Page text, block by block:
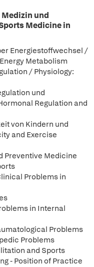
und
Medicine in
Energiestoffwechsel /
Metabolism
/ Physiology:
und
Regulation and
von Kindern und
and Exercise
Preventive Medicine
Problems in
in Internal
Problems
Problems
and Sports
- Position of Practice